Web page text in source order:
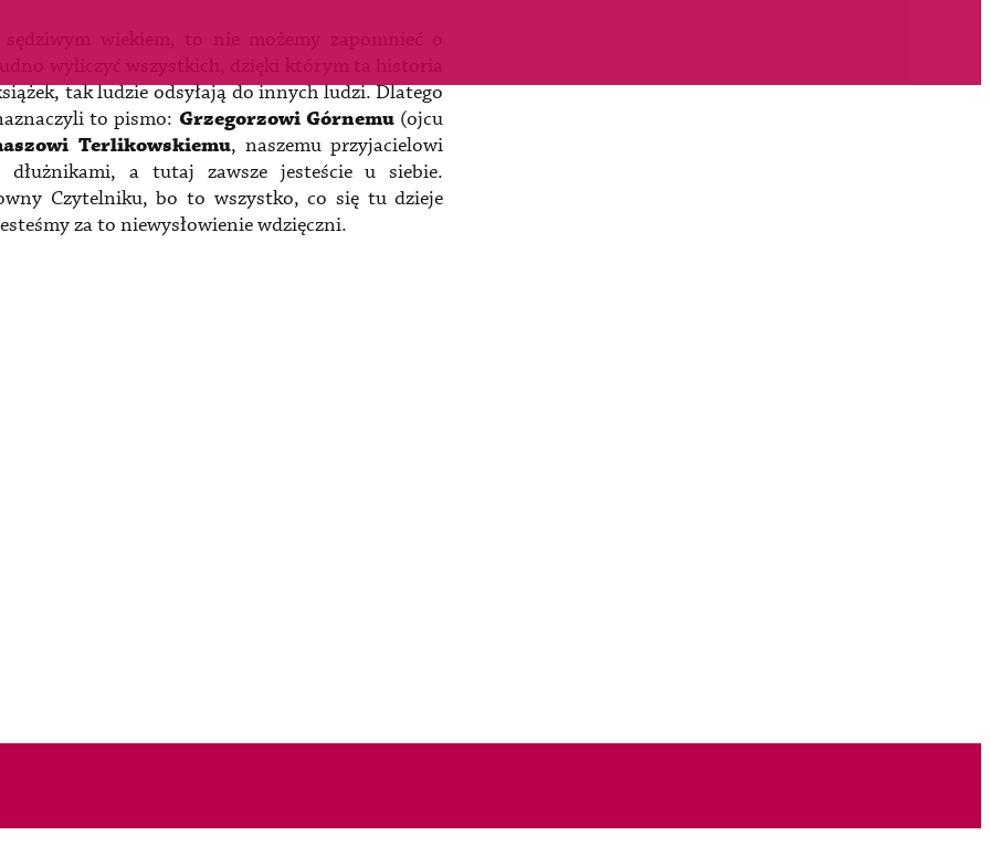
wiekiem, to nie możemy zapomnieć o
wyliczyć wszystkich, dzięki którym ta historia
tak ludzie odsyłają do innych ludzi. Dlatego
to pismo: Grzegorzowi Górnemu (ojcu
Terlikowskiemu, naszemu przyjacielowi
dłużnikami, a tutaj zawsze jesteście u siebie.
Czytelniku, bo to wszystko, co się tu dzieje
za to niewysłowienie wdzięczni.